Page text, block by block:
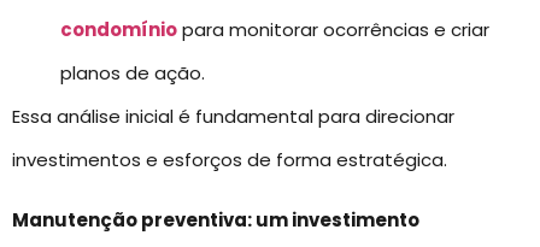
condomíniopara monitorar ocorrências e criar
planos de ação.
Essa análise inicial é fundamental para direcionar
investimentos e esforços de forma estratégica.
Manutenção preventiva: um investimento